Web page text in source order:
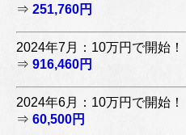
⇒ 251,760円
2024年7月：10万円で開始！
⇒ 916,460円
2024年6月：10万円で開始！
⇒ 60,500円